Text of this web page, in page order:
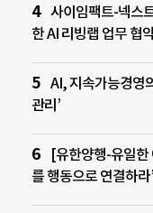
사이임팩트-넥스
한 AI 리빙랩 업무 협
AI, 지속가능경영
관리’
[유한양행-유일한
를 행동으로 연결하